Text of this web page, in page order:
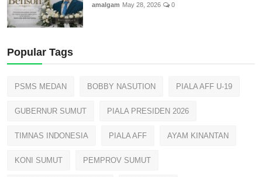
amalgam May 28, 2026 0
Popular Tags
PSMS MEDAN BOBBY NASUTION PIALA AFF U-19
GUBERNUR SUMUT PIALA PRESIDEN 2026
TIMNAS INDONESIA PIALA AFF AYAM KINANTAN
KONI SUMUT PEMPROV SUMUT